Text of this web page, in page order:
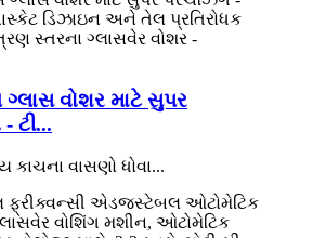
વોશર માટે સુપર
ટી...
કાચના વાસણો ધોવા...